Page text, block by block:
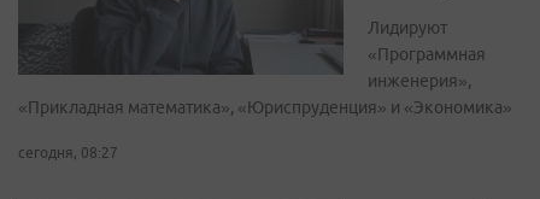
Лидируют
«Программная
инженерия»,
«Прикладная математика», «Юриспруденция» и «Экономика»
сегодня, 08:27